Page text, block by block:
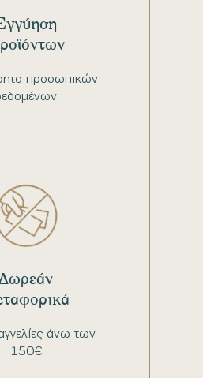
προσωπικών
άνω των
150€